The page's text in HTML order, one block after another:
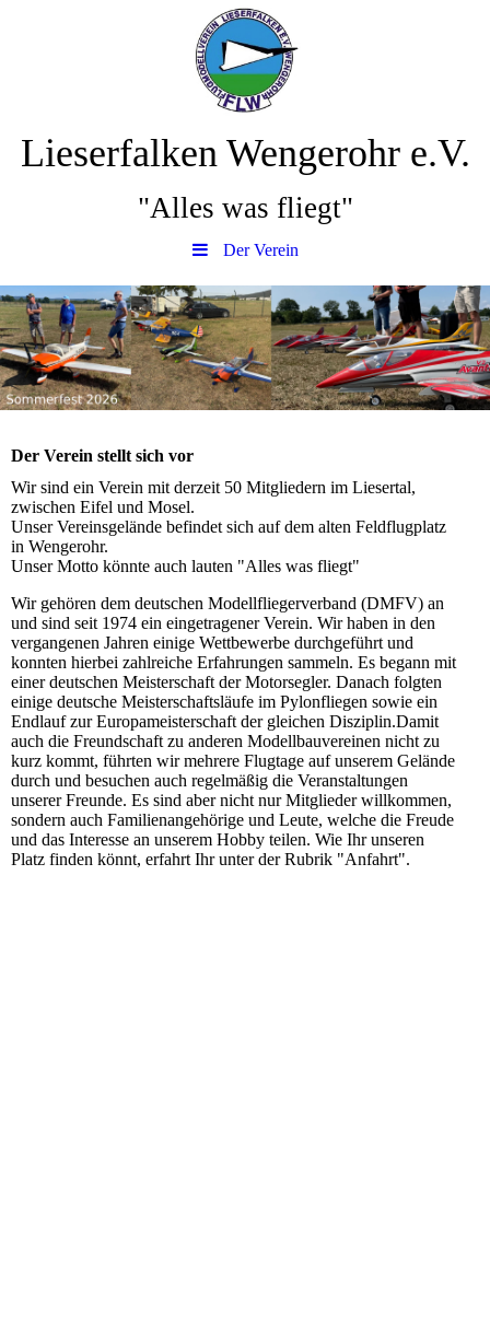
Lieserfalken Wengerohr e.V.
"Alles was fliegt"
Der Verein
Der Verein stellt sich vor
Wir sind ein Verein mit derzeit 50 Mitgliedern im Liesertal,
zwischen Eifel und Mosel.
Unser Vereinsgelände befindet sich auf dem alten Feldflugplatz
in Wengerohr.
Unser Motto könnte auch lauten "Alles was fliegt"
Wir gehören dem deutschen Modellfliegerverband (DMFV) an
und sind seit 1974 ein eingetragener Verein. Wir haben in den
vergangenen Jahren einige Wettbewerbe durchgeführt und
konnten hierbei zahlreiche Erfahrungen sammeln. Es begann mit
einer deutschen Meisterschaft der Motorsegler. Danach folgten
einige deutsche Meisterschaftsläufe im Pylonfliegen sowie ein
Endlauf zur Europameisterschaft der gleichen Disziplin.Damit
auch die Freundschaft zu anderen Modellbauvereinen nicht zu
kurz kommt, führten wir mehrere Flugtage auf unserem Gelände
durch und besuchen auch regelmäßig die Veranstaltungen
unserer Freunde. Es sind aber nicht nur Mitglieder willkommen,
sondern auch Familienangehörige und Leute, welche die Freude
und das Interesse an unserem Hobby teilen. Wie Ihr unseren
Platz finden könnt, erfahrt Ihr unter der Rubrik "Anfahrt".